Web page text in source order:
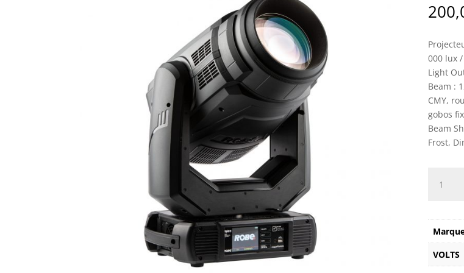
000 lux
Light
Beam :
CMY,
gobos
Beam
Frost,
VOLTS